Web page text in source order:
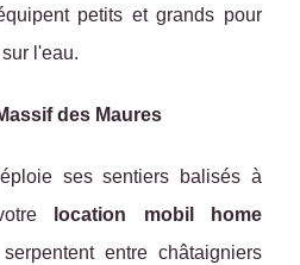
petits et grands pour
l'eau.
des Maures
ses sentiers balisés à
location mobil home
entre châtaigniers